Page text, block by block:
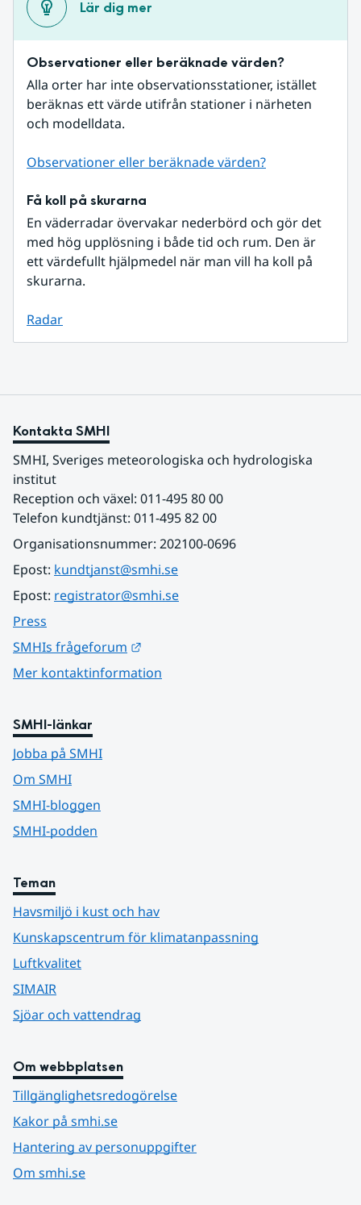
Lär dig mer
Observationer eller beräknade värden?
Alla orter har inte observationsstationer, istället
beräknas ett värde utifrån stationer i närheten
och modelldata.
Observationer eller beräknade värden?
Få koll på skurarna
En väderradar övervakar nederbörd och gör det
med hög upplösning i både tid och rum. Den är
ett värdefullt hjälpmedel när man vill ha koll på
skurarna.
Radar
Kontakta SMHI
SMHI, Sveriges meteorologiska och hydrologiska
institut
Reception och växel: 011-495 80 00
Telefon kundtjänst: 011-495 82 00
Organisationsnummer: 202100-0696
Epost: kundtjanst@smhi.se
Epost: registrator@smhi.se
Press
SMHIs frågeforum
Mer kontaktinformation
SMHI-länkar
Jobba på SMHI
Om SMHI
SMHI-bloggen
SMHI-podden
Teman
Havsmiljö i kust och hav
Kunskapscentrum för klimatanpassning
Luftkvalitet
SIMAIR
Sjöar och vattendrag
Om webbplatsen
Tillgänglighetsredogörelse
Kakor på smhi.se
Hantering av personuppgifter
Om smhi.se